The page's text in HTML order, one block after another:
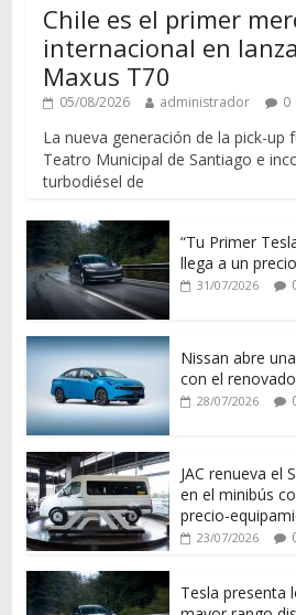
Chile es el primer
internacional en
Maxus T70
05/08/2026 administrador 0
La nueva generación de la pick-up
Teatro Municipal de Santiago e
turbodiésel de
“Tu Primer
llega a un
31/07/2026
Nissan abre
con el
28/07/2026
JAC renueva el
en el minibús
precio-
23/07/2026
Tesla presenta